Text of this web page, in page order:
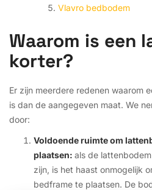
Vlavro bedbodem
Waarom is een
korter?
Er zijn meerdere redenen waarom
is dan de aangegeven maat. We
door:
Voldoende ruimte om
plaatsen: als de
zijn, is het haast onmogelijk
bedframe te plaatsen. De